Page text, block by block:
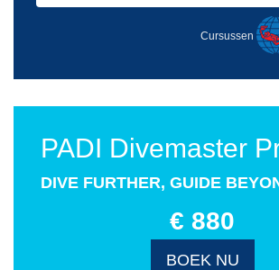
Cursussen
PADI Divemaster
DIVE FURTHER, GUIDE
€ 880
BOEK NU